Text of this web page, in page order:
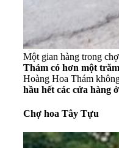
Một gian hàng trong
Thám có hơn một
Hoàng Hoa Thám
hầu hết các cửa hàng
Chợ hoa Tây Tựu